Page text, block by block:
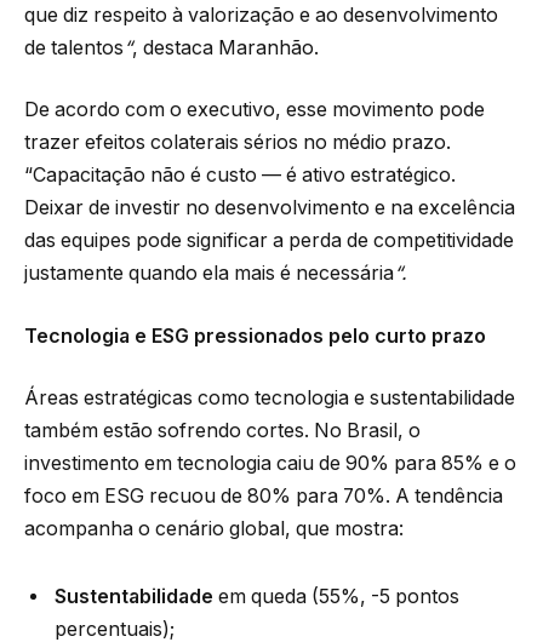
que diz respeito à valorização e ao desenvolvimento
de talentos “, destaca Maranhão.
De acordo com o executivo, esse movimento pode
trazer efeitos colaterais sérios no médio prazo.
“Capacitação não é custo — é ativo estratégico.
Deixar de investir no desenvolvimento e na excelência
das equipes pode significar a perda de competitividade
justamente quando ela mais é necessária“.
Tecnologia e ESG pressionados pelo curto prazo
Áreas estratégicas como tecnologia e sustentabilidade
também estão sofrendo cortes. No Brasil, o
investimento em tecnologia caiu de 90% para 85% e o
foco em ESG recuou de 80% para 70%. A tendência
acompanha o cenário global, que mostra:
Sustentabilidade em queda (55%, -5 pontos
percentuais);